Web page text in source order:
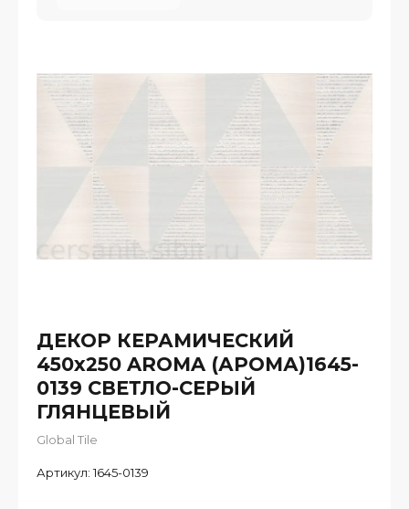
ДЕКОР КЕРАМИЧЕСКИЙ
450х250 AROMA (АРОМА)1645-
0139 СВЕТЛО-СЕРЫЙ
ГЛЯНЦЕВЫЙ
Global Tile
Артикул:1645-0139